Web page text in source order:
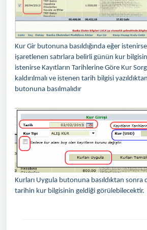
Kur Gir butonuna basıldığında eğer
işaretlenen satırlara belirli günün kur
istenirse Kayıtların Tarihlerine Göre Kur
kaldırılmalı ve istenen tarih bilgisi
butonuna basılmalıdır
Kurları Uygula butonuna basıldıktan sonra
tarihin kur bilgisinin geldiği görülebilecektir.